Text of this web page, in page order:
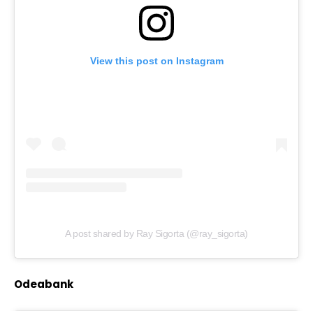
View this post on Instagram
A post shared by Ray Sigorta (@ray_sigorta)
Odeabank